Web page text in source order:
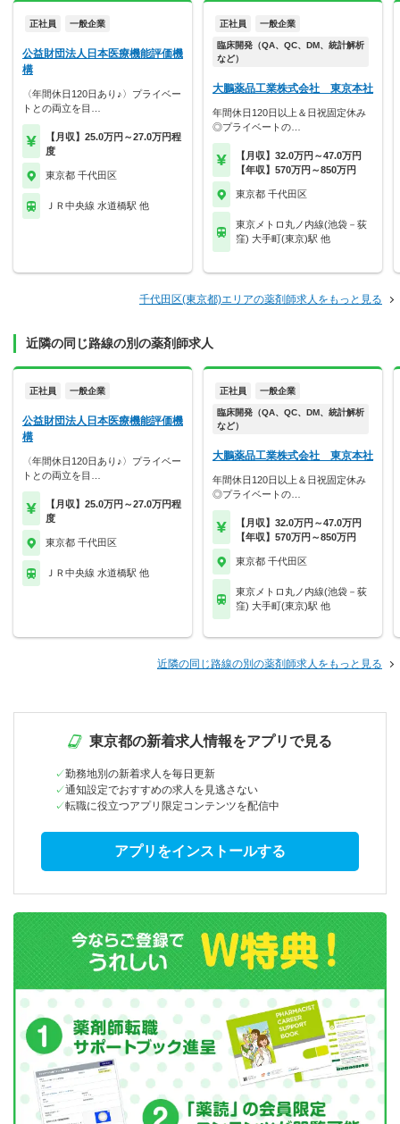
正社員 一般企業
公益財団法人日本医療機能評価機
構
〈年間休日120日あり♪〉プライベー
トとの両立を目…
【月収】25.0万円～27.0万円程
度
東京都 千代田区
ＪＲ中央線 水道橋駅 他
正社員 一般企業
臨床開発（QA、QC、DM、統計解析
など）
大鵬薬品工業株式会社 東京本社
年間休日120日以上＆日祝固定休み
◎プライベートの…
【月収】32.0万円～47.0万円
【年収】570万円～850万円
東京都 千代田区
東京メトロ丸ノ内線(池袋－荻
窪) 大手町(東京)駅 他
千代田区(東京都)エリアの薬剤師求人をもっと見る
近隣の同じ路線の別の薬剤師求人
正社員 一般企業
公益財団法人日本医療機能評価機
構
〈年間休日120日あり♪〉プライベー
トとの両立を目…
【月収】25.0万円～27.0万円程
度
東京都 千代田区
ＪＲ中央線 水道橋駅 他
正社員 一般企業
臨床開発（QA、QC、DM、統計解析
など）
大鵬薬品工業株式会社 東京本社
年間休日120日以上＆日祝固定休み
◎プライベートの…
【月収】32.0万円～47.0万円
【年収】570万円～850万円
東京都 千代田区
東京メトロ丸ノ内線(池袋－荻
窪) 大手町(東京)駅 他
近隣の同じ路線の別の薬剤師求人をもっと見る
東京都の新着求人情報をアプリで見る
勤務地別の新着求人を毎日更新
通知設定でおすすめの求人を見逃さない
転職に役立つアプリ限定コンテンツを配信中
アプリをインストールする